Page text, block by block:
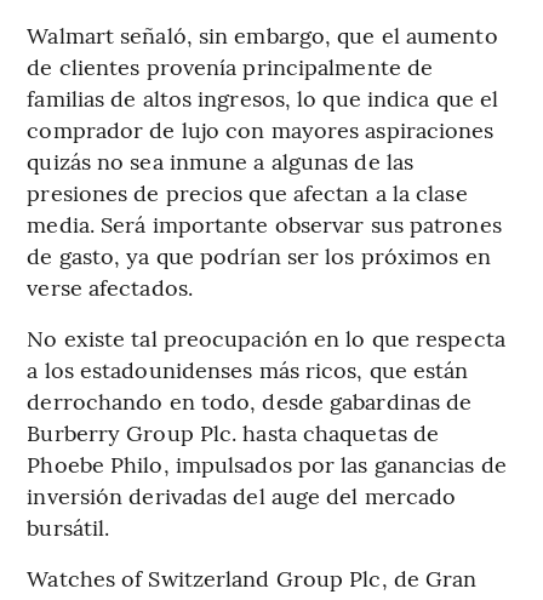
Walmart señaló, sin embargo, que el aumento
de clientes provenía principalmente de
familias de altos ingresos, lo que indica que el
comprador de lujo con mayores aspiraciones
quizás no sea inmune a algunas de las
presiones de precios que afectan a la clase
media. Será importante observar sus patrones
de gasto, ya que podrían ser los próximos en
verse afectados.
No existe tal preocupación en lo que respecta
a los estadounidenses más ricos, que están
derrochando en todo, desde gabardinas de
Burberry Group Plc. hasta chaquetas de
Phoebe Philo, impulsados ​​por las ganancias de
inversión derivadas del auge del mercado
bursátil.
Watches of Switzerland Group Plc, de Gran